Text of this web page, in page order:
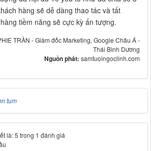
hàng sẽ dễ dàng thao tác và tất
tiềm năng sẽ cực kỳ ấn tượng.
TRẦN - Giám đốc Marketing, Google Châu Á -
Thái Bình Dương
Nguồn phát: samtuoingoclinh.com
tum
là: 5 trong 1 đánh giá